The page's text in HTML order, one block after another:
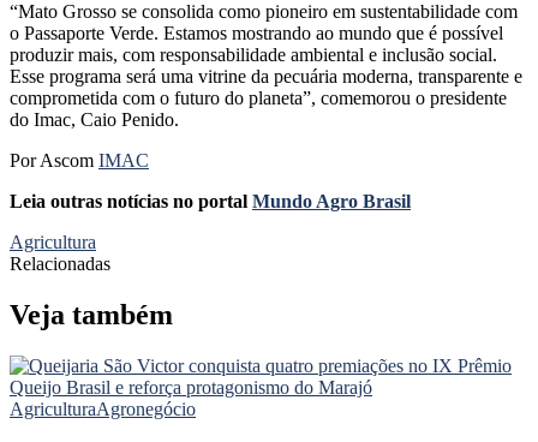
“Mato Grosso se consolida como pioneiro em sustentabilidade com
o Passaporte Verde. Estamos mostrando ao mundo que é possível
produzir mais, com responsabilidade ambiental e inclusão social.
Esse programa será uma vitrine da pecuária moderna, transparente e
comprometida com o futuro do planeta”, comemorou o presidente
do Imac, Caio Penido.
Por Ascom IMAC
Leia outras notícias no portal Mundo Agro Brasil
Agricultura
Relacionadas
Veja também
AgriculturaAgronegócio